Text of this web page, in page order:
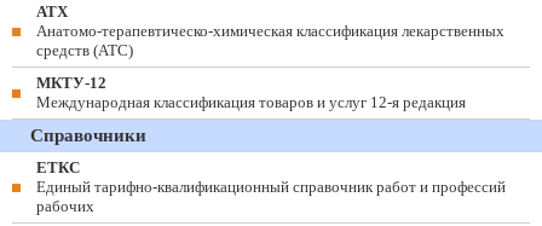
АТХ
Анатомо-терапевтическо-химическая классификация лекарственных
средств (ATC)
МКТУ-12
Международная классификация товаров и услуг 12-я редакция
Справочники
ЕТКС
Единый тарифно-квалификационный справочник работ и профессий
рабочих